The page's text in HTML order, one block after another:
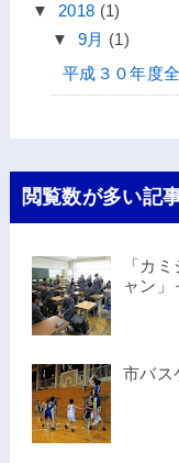
▼ 2018 (1)
▼ 9月 (1)
平成３０年度
閲覧数が多い記
「カ
ャン」
市バス